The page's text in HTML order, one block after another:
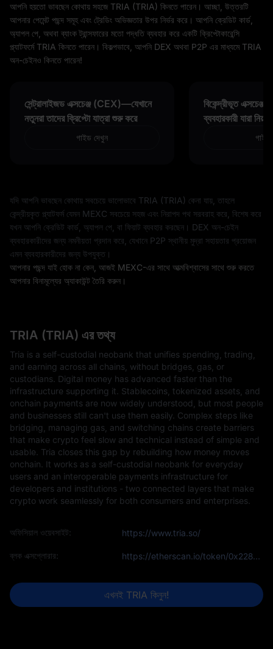
আপনি হয়তো ভাবছেন কোথায় সহজে TRIA (TRIA) কিনতে পারেন। আচ্ছা, উত্তরটি
আপনার পেমেন্ট পছন্দ সমূহ এবং ট্রেডিং অভিজ্ঞতার উপর নির্ভর করে। আপনি ক্রেডিট কার্ড,
অ্যাপল পে, অথবা ব্যাংক ট্রান্সফারের মতো পদ্ধতি ব্যবহার করে একটি ক্রিপ্টোকারেন্সি
প্ল্যাটফর্মে TRIA কিনতে পারেন। বিকল্পভাবে, আপনি DEX অথবা P2P এর মাধ্যমে TRIA
অন-চেইনও কিনতে পারেন!
সেন্ট্রালাইজড এক্সচেঞ্জ (CEX)—যেখানে
নতুনরা তাদের ক্রিপ্টো যাত্রা শুরু করে
গাইড দেখুন
বিকেন্দ্রীভূত
ব্যবহারকারী যারা
গাইড
যদি আপনি ভাবছেন কোথায় সবচেয়ে ভালোভাবে TRIA (TRIA) কেনা যায়, তাহলে
কেন্দ্রীয়কৃত প্ল্যাটফর্ম যেমন MEXC সবচেয়ে সহজ এবং নিরাপদ পথ সরবরাহ করে, বিশেষ করে
যখন আপনি ক্রেডিট কার্ড, অ্যাপল পে, বা ফিয়াট ব্যবহার করছেন। DEX অন-চেইন
ব্যবহারকারীদের জন্য নমনীয়তা প্রদান করে, যেখানে P2P স্থানীয় মুদ্রা সহায়তার প্রয়োজন
এমন ব্যবহারকারীদের জন্য উপযুক্ত।
আপনার পছন্দ যাই হোক না কেন, আজই MEXC-এর সাথে আত্মবিশ্বাসের সাথে শুরু করতে
আপনার বিনামূল্যের অ্যাকাউন্ট তৈরি করুন।
TRIA (TRIA) এর তথ্য
Tria is a self-custodial neobank that unifies spending, trading,
and earning across all chains, without bridges, gas, or
custodians. Digital money has advanced faster than the
infrastructure supporting it. Stablecoins, tokenized assets, and
onchain payments are now widely understood, but most people
and businesses still can't use them easily. Complex steps like
bridging, managing gas, and switching chains create barriers
that make crypto feel slow and technical instead of simple and
usable. Tria closes this gap by rebuilding how money moves
onchain. It works as a self-custodial neobank for everyday
users and an interoperable payments infrastructure for
developers and institutions - two connected layers that make
crypto work seamlessly for both consumers and enterprises.
অফিসিয়াল ওয়েবসাইট: https://www.tria.so/
ব্লক এক্সপ্লোরার: https://etherscan.io/token/0x228bEC415adE4b61D7CaF0adf8C91EAc587BA369
এখনই TRIA কিনুন!